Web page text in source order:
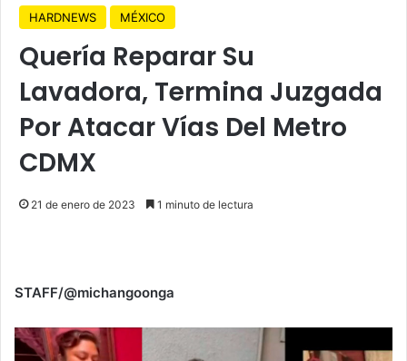
HARDNEWS MÉXICO
Quería Reparar Su
Lavadora, Termina Juzgada
Por Atacar Vías Del Metro
CDMX
21 de enero de 2023 1 minuto de lectura
STAFF/@michangoonga